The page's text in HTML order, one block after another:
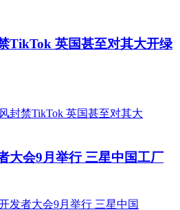
TikTok 英国甚至对其大开绿
大会9月举行 三星中国工厂